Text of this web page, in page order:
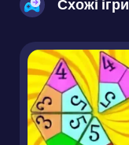
Схожі ігри